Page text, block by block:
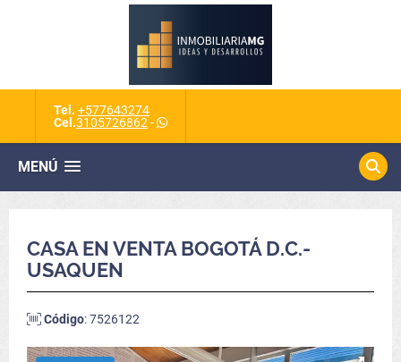
Tel. +577643274
Cel.3105726862 -
MENÚ
CASA EN VENTA BOGOTÁ D.C.-
USAQUEN
Código: 7526122